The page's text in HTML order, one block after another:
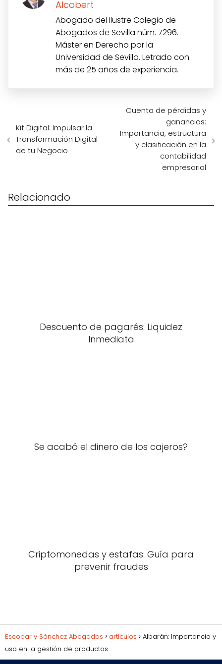
Alcobert
Abogado del Ilustre Colegio de
Abogados de Sevilla núm. 7296.
Máster en Derecho por la
Universidad de Sevilla. Letrado con
más de 25 años de experiencia.
Kit Digital: Impulsar la
Transformación Digital
de tu Negocio
Cuenta de pérdidas y
ganancias:
Importancia, estructura
y clasificación en la
contabilidad
empresarial
Relacionado
Descuento de pagarés: Liquidez
Inmediata
Se acabó el dinero de los cajeros?
Criptomonedas y estafas: Guía para
prevenir fraudes
Escobar y Sánchez Abogados artículos
Albarán: Importancia y
uso en la gestión de productos